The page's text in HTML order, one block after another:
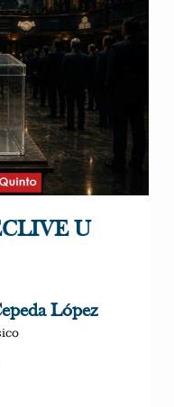
U
López